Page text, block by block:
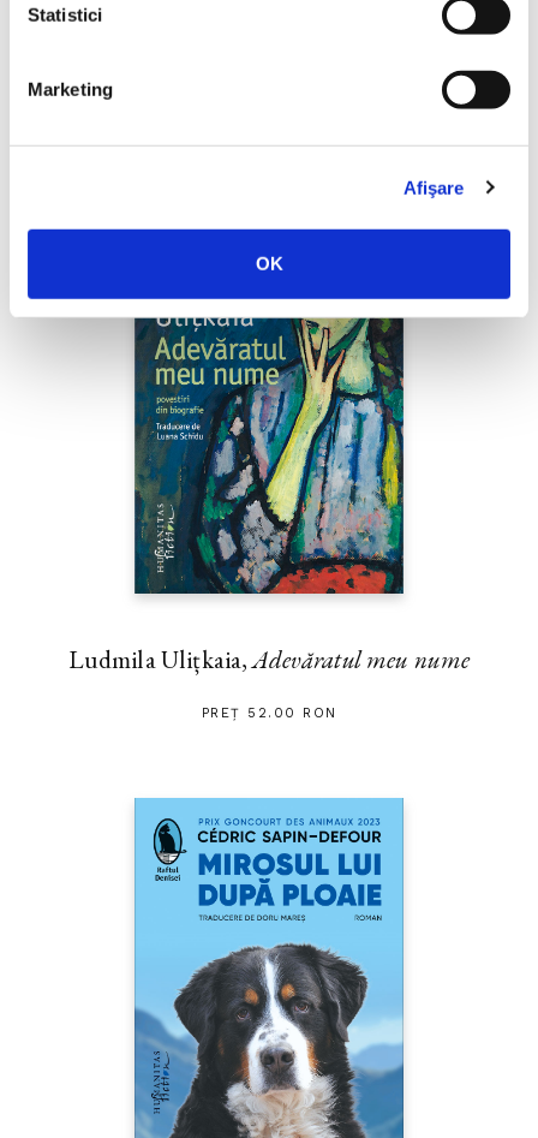
Statistici
Marketing
Afişare
OK
Numele meu e Nevinovăție
Ludmila Ulițkaia,Adevăratul meu nume
PREȚ 52.00 RON